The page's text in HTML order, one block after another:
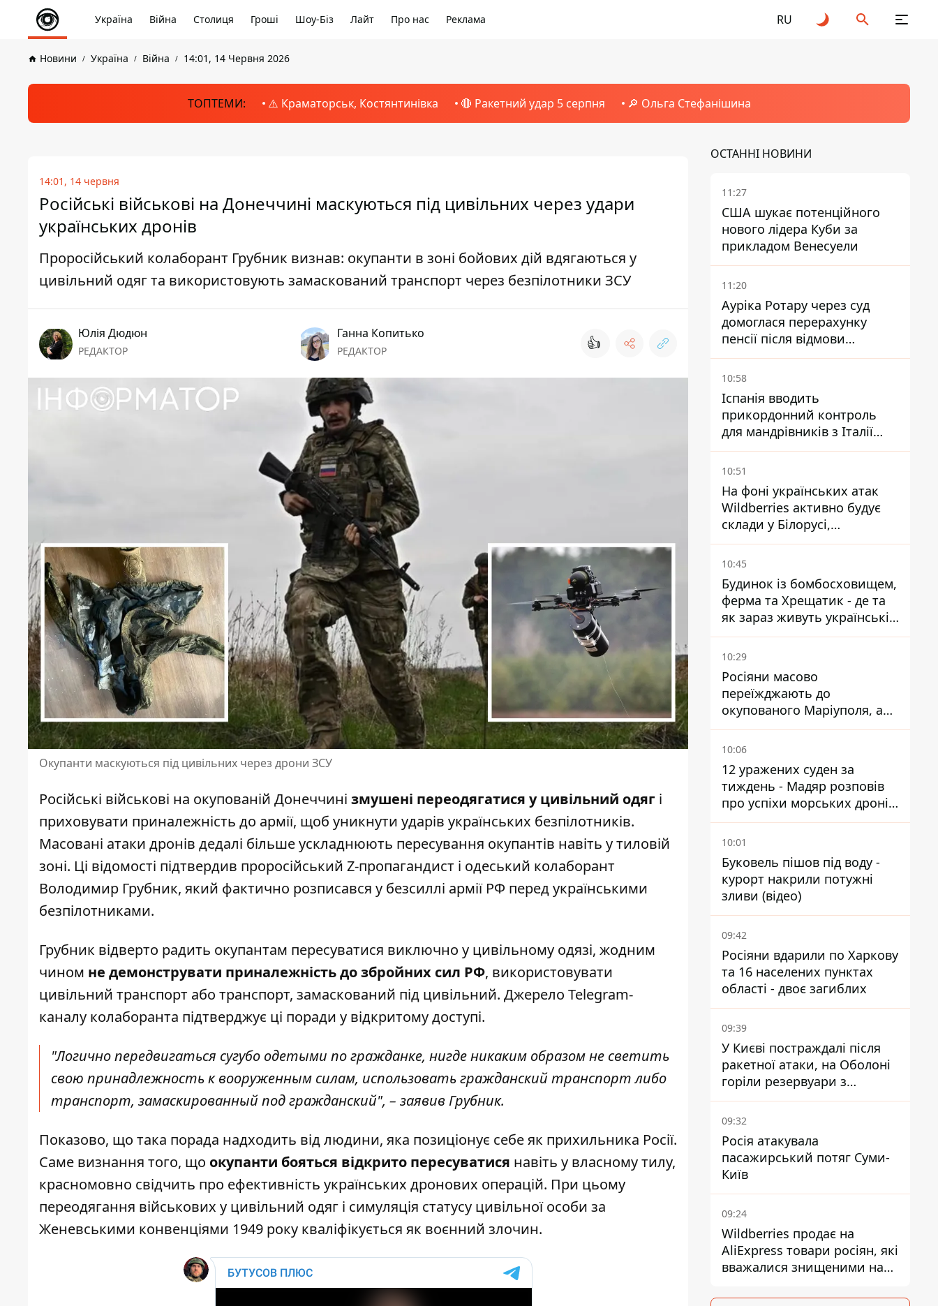
Україна Війна Столиця Гроші Шоу-Біз Лайт Про нас Реклама RU
Новини Україна Війна 14:01, 14 Червня 2026
ТОПТЕМИ: ⚠️ Краматорськ, Костянтинівка 🔴 Ракетний удар 5 серпня 🔎 Ольга Стефанішина
14:01, 14 червня
Російські військові на Донеччині маскуються під цивільних через удари
українських дронів
Проросійський колаборант Грубник визнав: окупанти в зоні бойових дій вдягаються у
цивільний одяг та використовують замаскований транспорт через безпілотники ЗСУ
Юлія Дюдюн
РЕДАКТОР
Ганна Копитько
РЕДАКТОР 👍
Окупанти маскуються під цивільних через дрони ЗСУ
Російські військові на окупованій Донеччині змушені переодягатися у цивільний одяг і
приховувати приналежність до армії, щоб уникнути ударів українських безпілотників.
Масовані атаки дронів дедалі більше ускладнюють пересування окупантів навіть у тиловій
зоні. Ці відомості підтвердив проросійський Z-пропагандист і одеський колаборант
Володимир Грубник, який фактично розписався у безсиллі армії РФ перед українськими
безпілотниками.
Грубник відверто радить окупантам пересуватися виключно у цивільному одязі, жодним
чином не демонструвати приналежність до збройних сил РФ, використовувати
цивільний транспорт або транспорт, замаскований під цивільний. Джерело Telegram-
каналу колаборанта підтверджує ці поради у відкритому доступі.
"Логично передвигаться сугубо одетыми по гражданке, нигде никаким образом не светить
свою принадлежность к вооруженным силам, использовать гражданский транспорт либо
транспорт, замаскированный под гражданский", – заявив Грубник.
Показово, що така порада надходить від людини, яка позиціонує себе як прихильника Росії.
Саме визнання того, що окупанти бояться відкрито пересуватися навіть у власному тилу,
красномовно свідчить про ефективність українських дронових операцій. При цьому
переодягання військових у цивільний одяг і симуляція статусу цивільної особи за
Женевськими конвенціями 1949 року кваліфікується як воєнний злочин.
ОСТАННІ НОВИНИ
11:27
США шукає потенційного
нового лідера Куби за
прикладом Венесуели
11:20
Ауріка Ротару через суд
домоглася перерахунку
пенсії після відмови
Пенсійного фонду
10:58
Іспанія вводить
прикордонний контроль
для мандрівників з Італії
через міграційний конфлікт
10:51
На фоні українських атак
Wildberries активно будує
склади у Білорусі,
Казахстані, Узбекистані
10:45
Будинок із бомбосховищем,
ферма та Хрещатик - де та
як зараз живуть українські
знаменитості
10:29
Росіяни масово
переїжджають до
окупованого Маріуполя, а
місцевих залишають без
житла
10:06
12 уражених суден за
тиждень - Мадяр розповів
про успіхи морських дронів
у Чорному та Азовському
морях
10:01
Буковель пішов під воду -
курорт накрили потужні
зливи (відео)
09:42
Росіяни вдарили по Харкову
та 16 населених пунктах
області - двоє загиблих
09:39
У Києві постраждалі після
ракетної атаки, на Оболоні
горіли резервуари з
паливом
09:32
Росія атакувала
пасажирський потяг Суми-
Київ
09:24
Wildberries продає на
AliExpress товари росіян, які
вважалися знищеними на